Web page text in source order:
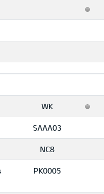
WK
SAAA03
NC8
PK0005